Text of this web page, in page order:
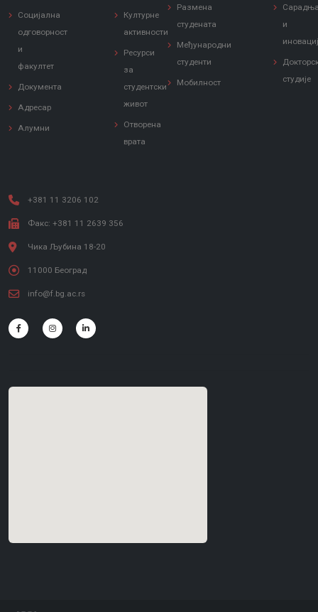
Социјална
одговорност
и
факултет
Документа
Адресар
Алумни
Културне
активности
Ресурси
за
студентски
живот
Отворена
врата
Размена
студената
Међународни
студенти
Мобилност
и
студије
+381 11 3206 102
Факс: +381 11 2639 356
Чика Љубина 18-20
11000 Београд
info@f.bg.ac.rs